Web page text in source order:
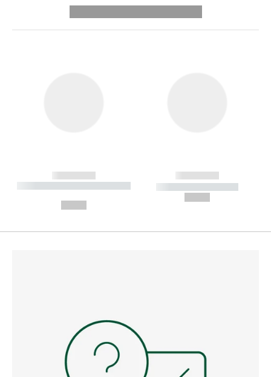
------------
----------- ----------- --------
------------
----------- -----------